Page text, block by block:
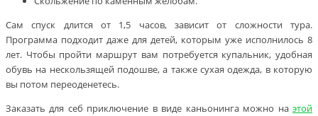
Сам спуск длится от 1,5 часов, зависит от сложности тура.
Программа подходит даже для детей, которым уже исполнилось 8
лет. Чтобы пройти маршрут вам потребуется купальник, удобная
обувь на нескользящей подошве, а также сухая одежда, в которую
вы потом переоденетесь.
Заказать для себ приключение в виде каньонинга можно на этой